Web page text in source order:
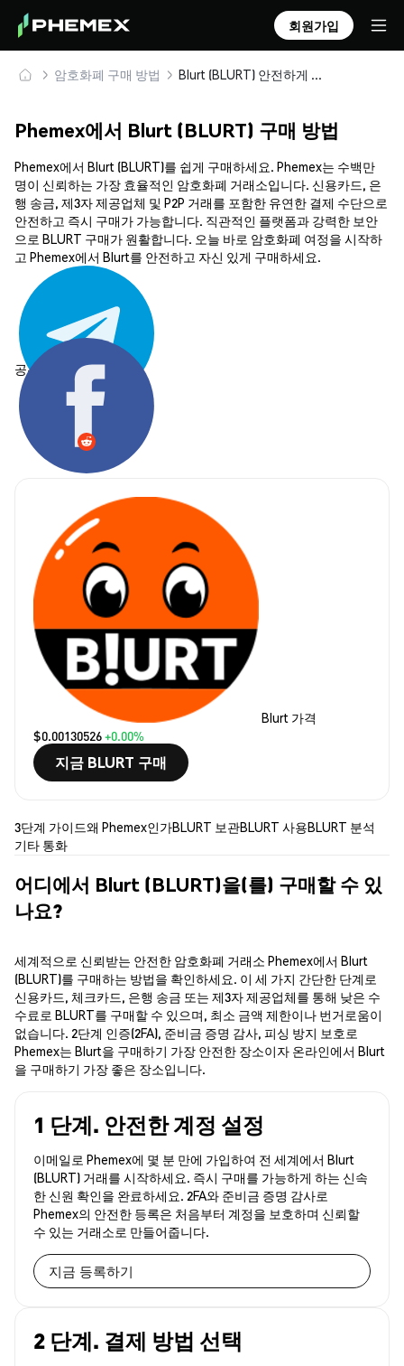
회원가입
암호화폐 구매 방법 Blurt (BLURT) 안전하게 구매 및 보관
Phemex에서 Blurt (BLURT) 구매 방법
Phemex에서 Blurt (BLURT)를 쉽게 구매하세요. Phemex는 수백만
명이 신뢰하는 가장 효율적인 암호화폐 거래소입니다. 신용카드, 은
행 송금, 제3자 제공업체 및 P2P 거래를 포함한 유연한 결제 수단으로
안전하고 즉시 구매가 가능합니다. 직관적인 플랫폼과 강력한 보안
으로 BLURT 구매가 원활합니다. 오늘 바로 암호화폐 여정을 시작하
고 Phemex에서 Blurt를 안전하고 자신 있게 구매하세요.
공유하기:
Blurt 가격
$0.00130526+0.00%
지금 BLURT 구매
3단계 가이드왜 Phemex인가BLURT 보관BLURT 사용BLURT 분석
기타 통화
어디에서 Blurt (BLURT)을(를) 구매할 수 있
나요?
세계적으로 신뢰받는 안전한 암호화폐 거래소 Phemex에서 Blurt
(BLURT)를 구매하는 방법을 확인하세요. 이 세 가지 간단한 단계로
신용카드, 체크카드, 은행 송금 또는 제3자 제공업체를 통해 낮은 수
수료로 BLURT를 구매할 수 있으며, 최소 금액 제한이나 번거로움이
없습니다. 2단계 인증(2FA), 준비금 증명 감사, 피싱 방지 보호로
Phemex는 Blurt을 구매하기 가장 안전한 장소이자 온라인에서 Blurt
을 구매하기 가장 좋은 장소입니다.
1 단계. 안전한 계정 설정
이메일로 Phemex에 몇 분 만에 가입하여 전 세계에서 Blurt
(BLURT) 거래를 시작하세요. 즉시 구매를 가능하게 하는 신속
한 신원 확인을 완료하세요. 2FA와 준비금 증명 감사로
Phemex의 안전한 등록은 처음부터 계정을 보호하며 신뢰할
수 있는 거래소로 만들어줍니다.
지금 등록하기
2 단계. 결제 방법 선택